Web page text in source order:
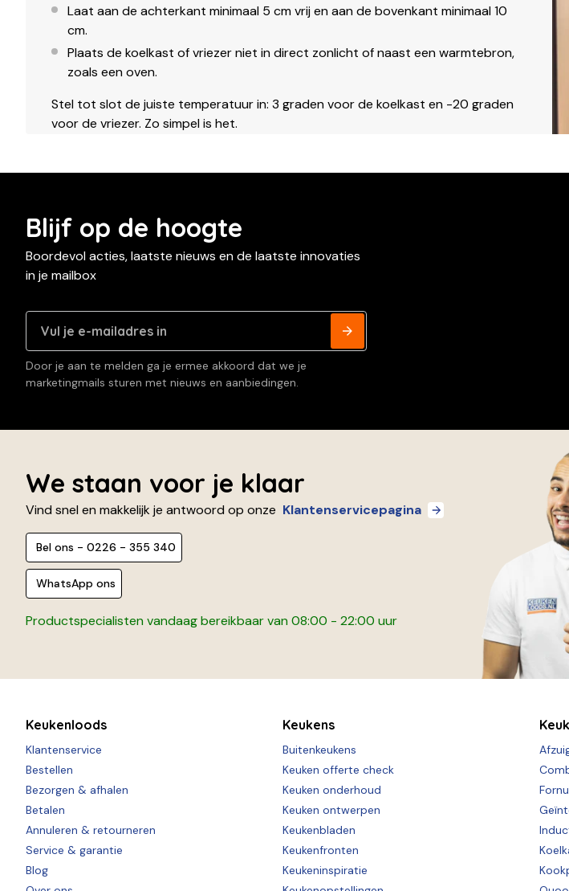
Laat aan de achterkant minimaal 5 cm vrij en aan de bovenkant minimaal 10
cm.
Plaats de koelkast of vriezer niet in direct zonlicht of naast een warmtebron,
zoals een oven.
Stel tot slot de juiste temperatuur in: 3 graden voor de koelkast en -20 graden
voor de vriezer. Zo simpel is het.
Blijf op de hoogte
Boordevol acties, laatste nieuws en de laatste innovaties
in je mailbox
Door je aan te melden ga je ermee akkoord dat we je
marketingmails sturen met nieuws en aanbiedingen.
We staan voor je klaar
Vind snel en makkelijk je antwoord op onze Klantenservicepagina
Bel ons - 0226 - 355 340
WhatsApp ons
Productspecialisten vandaag bereikbaar van 08:00 - 22:00 uur
Keukenloods
Klantenservice
Bestellen
Bezorgen & afhalen
Betalen
Annuleren & retourneren
Service & garantie
Blog
Keukens
Buitenkeukens
Keuken offerte check
Keuken onderhoud
Keuken ontwerpen
Keukenbladen
Keukenfronten
Keukeninspiratie